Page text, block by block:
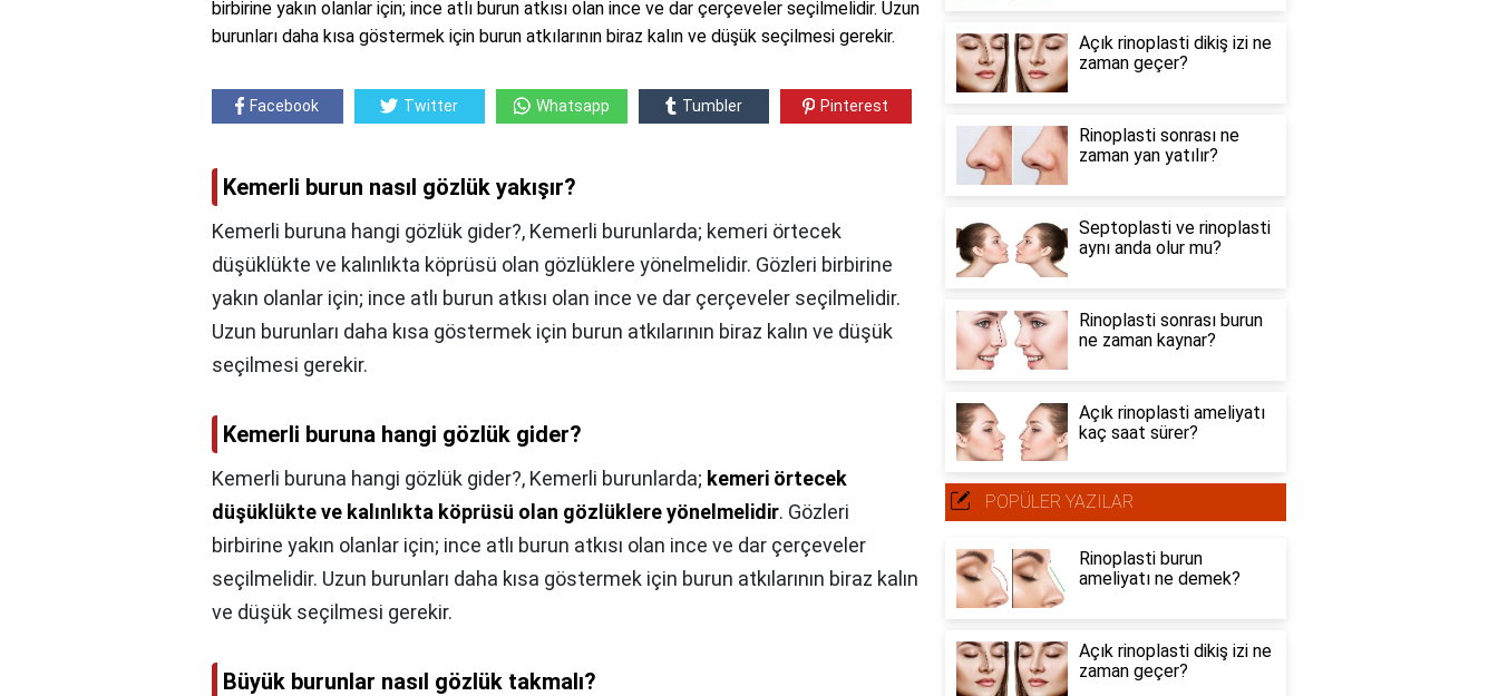
birbirine yakın olanlar için; ince atlı burun atkısı olan ince ve dar çerçeveler seçilmelidir. Uzun
burunları daha kısa göstermek için burun atkılarının biraz kalın ve düşük seçilmesi gerekir.
Facebook Twitter Whatsapp Tumbler Pinterest
Kemerli burun nasıl gözlük yakışır?
Kemerli buruna hangi gözlük gider?, Kemerli burunlarda; kemeri örtecek
düşüklükte ve kalınlıkta köprüsü olan gözlüklere yönelmelidir. Gözleri birbirine
yakın olanlar için; ince atlı burun atkısı olan ince ve dar çerçeveler seçilmelidir.
Uzun burunları daha kısa göstermek için burun atkılarının biraz kalın ve düşük
seçilmesi gerekir.
Kemerli buruna hangi gözlük gider?
Kemerli buruna hangi gözlük gider?, Kemerli burunlarda; kemeri örtecek
düşüklükte ve kalınlıkta köprüsü olan gözlüklere yönelmelidir. Gözleri
birbirine yakın olanlar için; ince atlı burun atkısı olan ince ve dar çerçeveler
seçilmelidir. Uzun burunları daha kısa göstermek için burun atkılarının biraz kalın
ve düşük seçilmesi gerekir.
Büyük burunlar nasıl gözlük takmalı?
Açık rinoplasti dikiş izi ne
zaman geçer?
Rinoplasti sonrası ne
zaman yan yatılır?
Septoplasti ve rinoplasti
aynı anda olur mu?
Rinoplasti sonrası burun
ne zaman kaynar?
Açık rinoplasti ameliyatı
kaç saat sürer?
POPÜLER YAZILAR
Rinoplasti burun
ameliyatı ne demek?
Açık rinoplasti dikiş izi ne
zaman geçer?